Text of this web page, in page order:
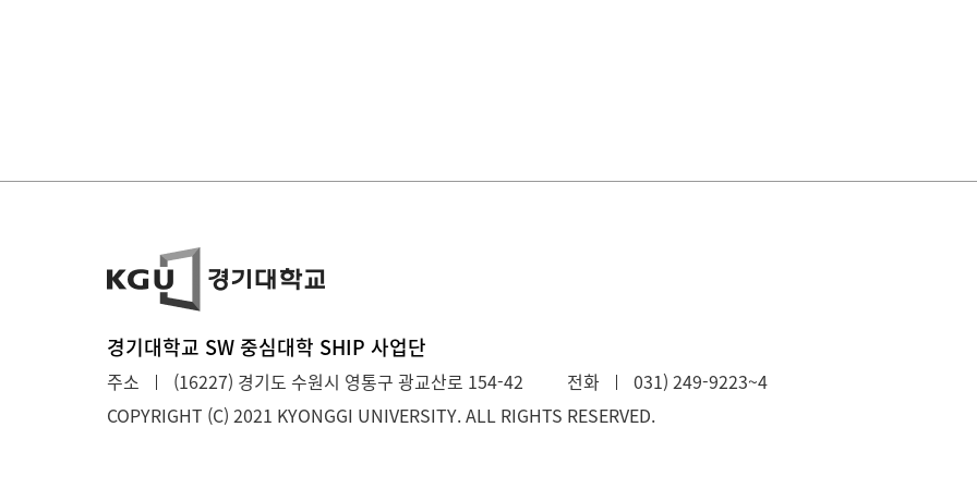
경기대학교 SW 중심대학 SHIP 사업단
주소 (16227) 경기도 수원시 영통구 광교산로 154-42 전화
031) 249-9223~4
COPYRIGHT (C) 2021 KYONGGI UNIVERSITY.ALL RIGHTS RESERVED.